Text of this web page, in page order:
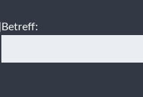
Betreff: